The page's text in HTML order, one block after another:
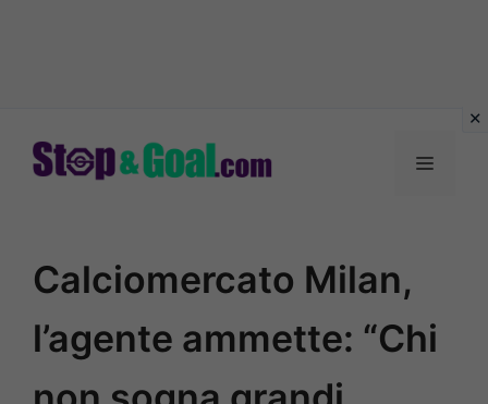
Menu
Calciomercato Milan,
l’agente ammette: “Chi